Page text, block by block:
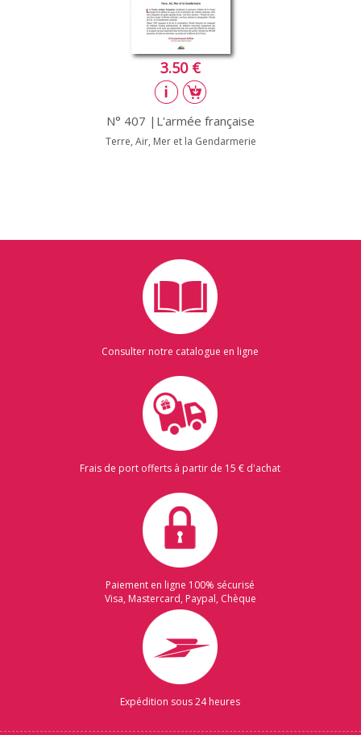
3.50 €
N° 407 |L'armée française
Terre, Air, Mer et la Gendarmerie
Consulter notre catalogue en ligne
Frais de port offerts à partir de 15 € d'achat
Paiement en ligne 100% sécurisé
Visa, Mastercard, Paypal, Chèque
Expédition sous 24 heures